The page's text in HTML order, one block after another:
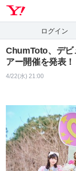
ログイン
ChumToto、デビ
アー開催を発表！
4/22(水) 21:00